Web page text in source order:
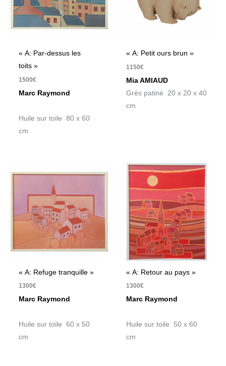
« A: Par-dessus les
toits »
1500€
Marc Raymond
Huile sur toile 80 x 60
cm
« A: Petit ours brun »
1150€
Mia AMIAUD
Grès patiné 20 x 20 x 40
cm
« A: Refuge tranquille »
1300€
Marc Raymond
Huile sur toile 60 x 50
cm
« A: Retour au pays »
1300€
Marc Raymond
Huile sur toile 50 x 60
cm